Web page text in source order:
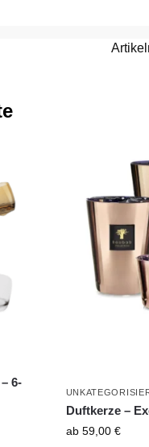
6-
Duftkerze –
ab 59,00 €